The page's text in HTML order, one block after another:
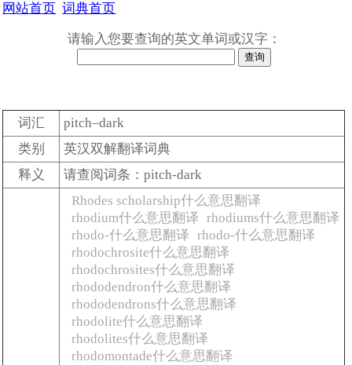
网站首页 词典首页
请输入您要查询的英文单词或汉字：
词汇
pitch–dark
类别
英汉双解翻译词典
释义
请查阅词条：pitch-dark
Rhodes scholarship什么意思翻译
rhodium什么意思翻译 rhodiums什么意思翻译
rhodo-什么意思翻译 rhodo-什么意思翻译
rhodochrosite什么意思翻译
rhodochrosites什么意思翻译
rhododendron什么意思翻译
rhododendrons什么意思翻译
rhodolite什么意思翻译
rhodolites什么意思翻译
rhodomontade什么意思翻译